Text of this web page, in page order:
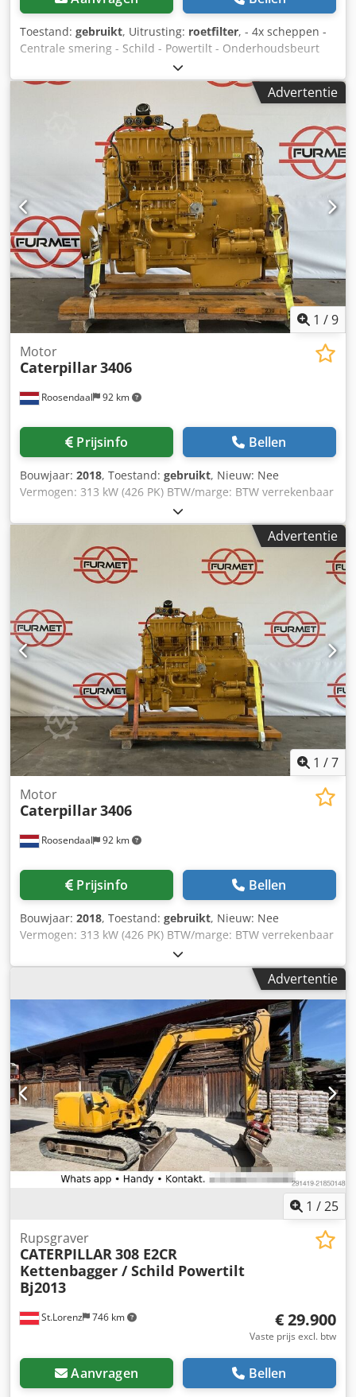
Toestand: gebruikt, Uitrusting: roetfilter, - 4x scheppen -
Centrale smering - Schild - Powertilt - Onderhoudsbeurt
uitgevoerd Crjdpfx Aasyqlfxeisf Ophanging: Hydraulisch
Advertentie
1 /9
Roosendaal 92 km
Motor
Caterpillar3406
Prijsinfo Bellen
Bouwjaar: 2018, Toestand: gebruikt, Nieuw: Nee
Vermogen: 313 kW (426 PK) BTW/marge: BTW verrekenbaar
voor ondernemers Cedpfjy Anadox Aaiorf Arrn Number:
3817364 Approx. weight in kg: 800 KG Dimensions LxBxH:
172 x 110 x 110 cm conditie: Dyno tested, good running
Advertentie
1 /7
Roosendaal 92 km
Motor
Caterpillar3406
Prijsinfo Bellen
Bouwjaar: 2018, Toestand: gebruikt, Nieuw: Nee
Vermogen: 313 kW (426 PK) BTW/marge: BTW verrekenbaar
voor ondernemers Arrn Number: 3817364 Approx. weight
in kg: 800 KG Dimensions LxBxH: 172 x 110 x 110 cm
Credpfjy Am Ugsx Aaijf conditie: Dyno tested, good running
Advertentie
1 /25
St.Lorenz 746 km
Rupsgraver
CATERPILLAR308 E2CR
Kettenbagger / Schild Powertilt
Bj2013
€ 29.900
Vaste prijs excl. btw
Aanvragen Bellen